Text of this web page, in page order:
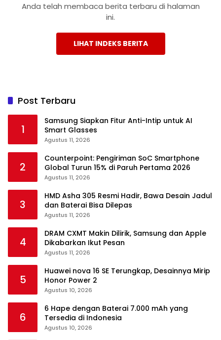
Anda telah membaca berita terbaru di halaman
ini.
LIHAT INDEKS BERITA
Post Terbaru
1
Samsung Siapkan Fitur Anti-Intip untuk AI
Smart Glasses
Agustus 11, 2026
2
Counterpoint: Pengiriman SoC Smartphone
Global Turun 15% di Paruh Pertama 2026
Agustus 11, 2026
3
HMD Asha 305 Resmi Hadir, Bawa Desain Jadul
dan Baterai Bisa Dilepas
Agustus 11, 2026
4
DRAM CXMT Makin Dilirik, Samsung dan Apple
Dikabarkan Ikut Pesan
Agustus 11, 2026
5
Huawei nova 16 SE Terungkap, Desainnya Mirip
Honor Power 2
Agustus 10, 2026
6
6 Hape dengan Baterai 7.000 mAh yang
Tersedia di Indonesia
Agustus 10, 2026